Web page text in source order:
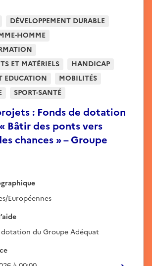
: Fonds de dotation
Bâtir des ponts vers
chances » – Groupe
DÉVELOPPEMENT DURABLE
HOMME
ET MATÉRIELS
HANDICAP
EDUCATION
MOBILITÉS
SPORT-SANTÉ
Européennes
dotation du Groupe Adéquat